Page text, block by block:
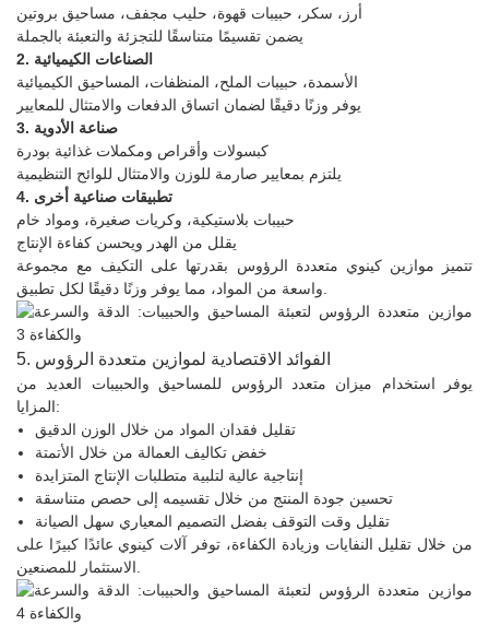
أرز، سكر، حبيبات قهوة، حليب مجفف، مساحيق بروتين
يضمن تقسيمًا متناسقًا للتجزئة والتعبئة بالجملة
2. الصناعات الكيميائية
الأسمدة، حبيبات الملح، المنظفات، المساحيق الكيميائية
يوفر وزنًا دقيقًا لضمان اتساق الدفعات والامتثال للمعايير
3. صناعة الأدوية
كبسولات وأقراص ومكملات غذائية بودرة
يلتزم بمعايير صارمة للوزن والامتثال للوائح التنظيمية
4. تطبيقات صناعية أخرى
حبيبات بلاستيكية، وكريات صغيرة، ومواد خام
يقلل من الهدر ويحسن كفاءة الإنتاج
تتميز موازين كينوي متعددة الرؤوس بقدرتها على التكيف مع مجموعة
واسعة من المواد، مما يوفر وزنًا دقيقًا لكل تطبيق.
5. الفوائد الاقتصادية لموازين متعددة الرؤوس
يوفر استخدام ميزان متعدد الرؤوس للمساحيق والحبيبات العديد من
المزايا:
تقليل فقدان المواد من خلال الوزن الدقيق
خفض تكاليف العمالة من خلال الأتمتة
إنتاجية عالية لتلبية متطلبات الإنتاج المتزايدة
تحسين جودة المنتج من خلال تقسيمه إلى حصص متناسقة
تقليل وقت التوقف بفضل التصميم المعياري سهل الصيانة
من خلال تقليل النفايات وزيادة الكفاءة، توفر آلات كينوي عائدًا كبيرًا على
الاستثمار للمصنعين.